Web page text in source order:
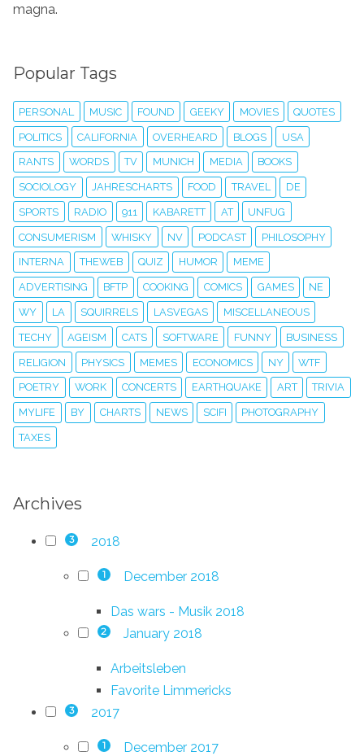
magna.
Popular Tags
PERSONAL MUSIC FOUND GEEKY MOVIES QUOTES
POLITICS CALIFORNIA OVERHEARD BLOGS USA
RANTS WORDS TV MUNICH MEDIA BOOKS
SOCIOLOGY JAHRESCHARTS FOOD TRAVEL DE
SPORTS RADIO 911 KABARETT AT UNFUG
CONSUMERISM WHISKY NV PODCAST PHILOSOPHY
INTERNA THEWEB QUIZ HUMOR MEME
ADVERTISING BFTP COOKING COMICS GAMES NE
WY LA SQUIRRELS LASVEGAS MISCELLANEOUS
TECHY AGEISM CATS SOFTWARE FUNNY BUSINESS
RELIGION PHYSICS MEMES ECONOMICS NY WTF
POETRY WORK CONCERTS EARTHQUAKE ART TRIVIA
MYLIFE BY CHARTS NEWS SCIFI PHOTOGRAPHY
TAXES
Archives
3 2018
1 December 2018
Das wars - Musik 2018
2 January 2018
Arbeitsleben
Favorite Limmericks
3 2017
1 December 2017